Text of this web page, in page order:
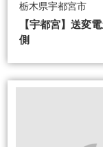
栃木県宇都宮市
【宇都宮】送変
側